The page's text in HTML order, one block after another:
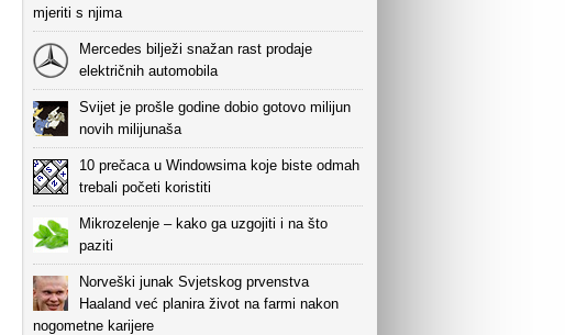
mjeriti s njima
Mercedes bilježi snažan rast prodaje
električnih automobila
Svijet je prošle godine dobio gotovo milijun
novih milijunaša
10 prečaca u Windowsima koje biste odmah
trebali početi koristiti
Mikrozelenje – kako ga uzgojiti i na što
paziti
Norveški junak Svjetskog prvenstva
Haaland već planira život na farmi nakon
nogometne karijere